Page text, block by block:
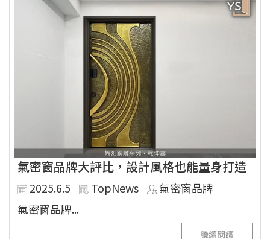
氣密窗品牌大評比，設計風格也能量身打造
2025.6.5 TopNews
氣密窗品牌
氣密窗品牌...
繼續閱讀